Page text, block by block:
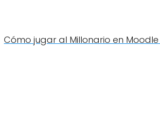
Cómo jugar al Millonario en